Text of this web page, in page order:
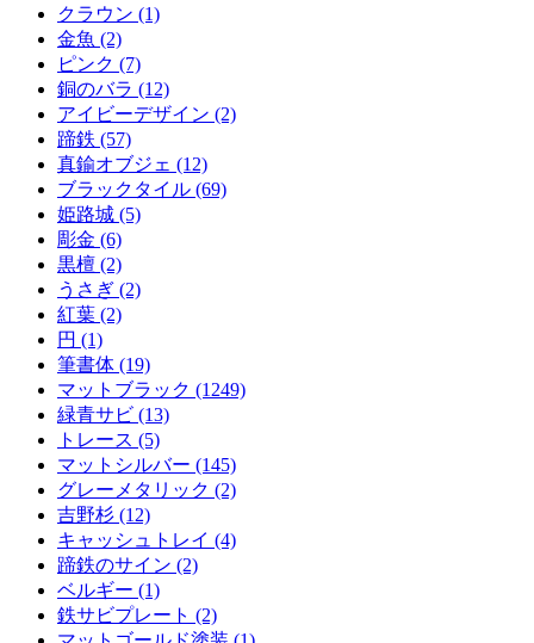
クラウン (1)
金魚 (2)
ピンク (7)
銅のバラ (12)
アイビーデザイン (2)
蹄鉄 (57)
真鍮オブジェ (12)
ブラックタイル (69)
姫路城 (5)
彫金 (6)
黒檀 (2)
うさぎ (2)
紅葉 (2)
円 (1)
筆書体 (19)
マットブラック (1249)
緑青サビ (13)
トレース (5)
マットシルバー (145)
グレーメタリック (2)
吉野杉 (12)
キャッシュトレイ (4)
蹄鉄のサイン (2)
ベルギー (1)
鉄サビプレート (2)